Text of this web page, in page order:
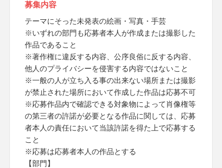
募集内容
テーマにそった未発表の絵画・写真・手芸
※いずれの部門も応募者本人が作成または撮影した
作品であること
※著作権に違反する内容、公序良俗に反する内容、
他人のプライバシーを侵害する内容ではないこと
※一般の人が立ち入る事の出来ない場所または撮影
が禁止された場所において作成した作品は応募不可
※応募作品内で確認できる対象物によって肖像権等
の第三者の許諾が必要となる作品に関しては、応募
者本人の責任において当該許諾を得た上で応募する
こと
※応募は応募者本人の作品とする
【部門】